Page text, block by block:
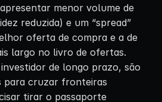
menor volume de
reduzida) e um “spread”
oferta de compra e a de
largo no livro de ofertas.
de longo prazo, são
para cruzar fronteiras
tirar o passaporte